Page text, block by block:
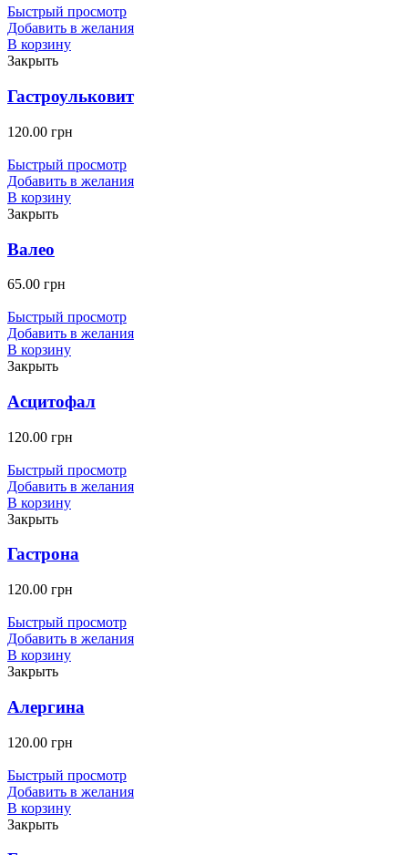
Быстрый просмотр
Добавить в желания
В корзину
Закрыть
Гастроульковит
120.00 грн
Быстрый просмотр
Добавить в желания
В корзину
Закрыть
Валео
65.00 грн
Быстрый просмотр
Добавить в желания
В корзину
Закрыть
Асцитофал
120.00 грн
Быстрый просмотр
Добавить в желания
В корзину
Закрыть
Гастрона
120.00 грн
Быстрый просмотр
Добавить в желания
В корзину
Закрыть
Алергина
120.00 грн
Быстрый просмотр
Добавить в желания
В корзину
Закрыть